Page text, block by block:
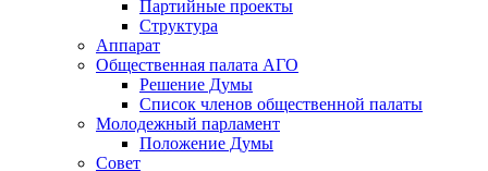
Партийные проекты
Структура
Аппарат
Общественная палата АГО
Решение Думы
Список членов общественной палаты
Молодежный парламент
Положение Думы
Совет